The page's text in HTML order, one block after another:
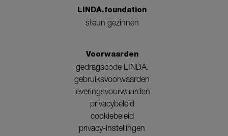
LINDA.foundation
steun gezinnen
Voorwaarden
gedragscode LINDA.
gebruiksvoorwaarden
leveringsvoorwaarden
privacybeleid
cookiebeleid
privacy-instellingen